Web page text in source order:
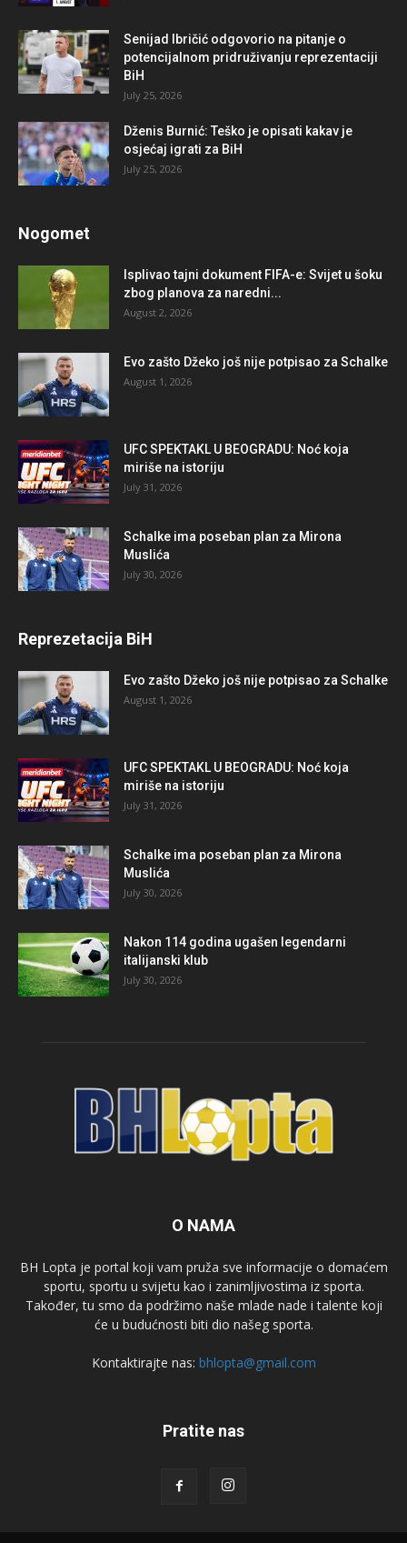
Senijad Ibričić odgovorio na pitanje o
potencijalnom pridruživanju reprezentaciji
BiH
July 25, 2026
Dženis Burnić: Teško je opisati kakav je
osjećaj igrati za BiH
July 25, 2026
Nogomet
Isplivao tajni dokument FIFA-e: Svijet u šoku
zbog planova za naredni...
August 2, 2026
Evo zašto Džeko još nije potpisao za Schalke
August 1, 2026
UFC SPEKTAKL U BEOGRADU: Noć koja
miriše na istoriju
July 31, 2026
Schalke ima poseban plan za Mirona
Muslića
July 30, 2026
Reprezetacija BiH
Evo zašto Džeko još nije potpisao za Schalke
August 1, 2026
UFC SPEKTAKL U BEOGRADU: Noć koja
miriše na istoriju
July 31, 2026
Schalke ima poseban plan za Mirona
Muslića
July 30, 2026
Nakon 114 godina ugašen legendarni
italijanski klub
July 30, 2026
O NAMA
BH Lopta je portal koji vam pruža sve informacije o domaćem
sportu, sportu u svijetu kao i zanimljivostima iz sporta.
Također, tu smo da podržimo naše mlade nade i talente koji
će u budućnosti biti dio našeg sporta.
Kontaktirajte nas: bhlopta@gmail.com
Pratite nas